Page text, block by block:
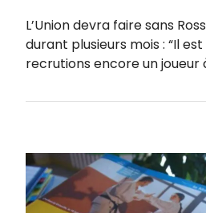
L’Union devra faire sans
durant plusieurs mois : “Il
recrutions encore un joueur